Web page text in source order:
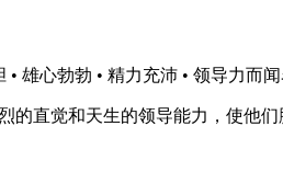
雄心勃勃 • 精力充沛 • 领导力而
直觉和天生的领导能力，使他们